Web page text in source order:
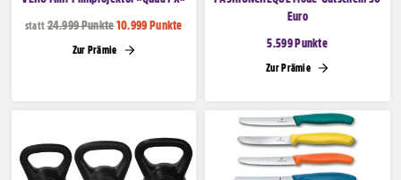
statt 24.999 Punkte10.999 Punkte
Zur Prämie
Euro
5.599 Punkte
Zur Prämie